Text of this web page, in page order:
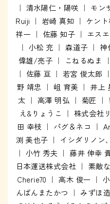
｜ 清水陽仁・陽咲 ｜ モ
Ruiji ｜ 岩崎 真知 ｜ ケン
祥一 ｜ 佐藤 知子 ｜ エス
｜ 小松 充 ｜ 森道子 ｜
偉雄/亮子 ｜ こねるぬま
｜ 佐藤 亘 ｜ 若宮 俊太郎
野 靖忠 ｜ 岨 育美 ｜ 井上
太 ｜ 高澤 明弘 ｜ 菊匠 ｜
え&りょうこ ｜ 株式会社
田 幸枝 ｜ パグ＆ネコ ｜
渕 美也子 ｜ イシダリノン
｜ 小竹 秀夫 ｜ 藤井 伸幸
日本運送株式会社 ｜ 素敵
Cherie70 ｜ 高木 俊一 ｜
んばんまたかつ ｜ みずほ